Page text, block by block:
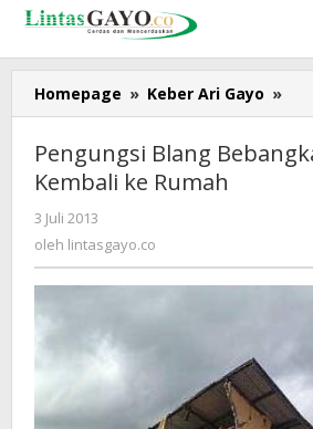
Lewati
konten
Homepage » Keber Ari Gayo »
Pengungsi Blang
Kembali ke Rumah
3 Juli 2013
lintasgayo.co
oleh lintasgayo.co